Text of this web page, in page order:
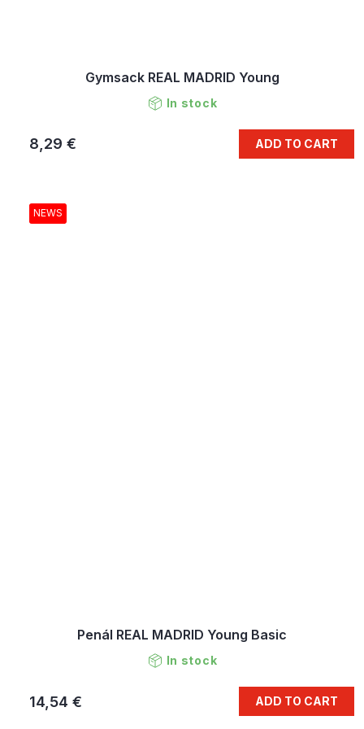
Gymsack REAL MADRID Young
In stock
8,29 € ADD TO CART
NEWS
Penál REAL MADRID Young Basic
In stock
14,54 € ADD TO CART